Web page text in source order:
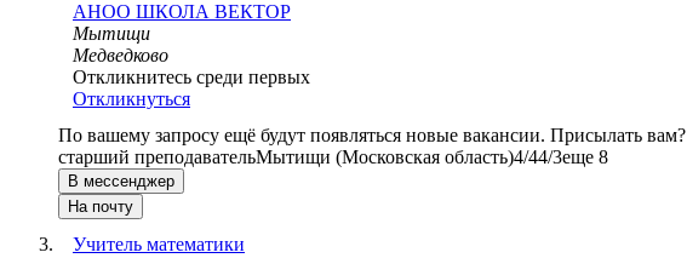
АНОО ШКОЛА ВЕКТОР
Мытищи
Медведково
Откликнитесь среди первых
Откликнуться
По вашему запросу ещё будут появляться новые вакансии. Присылать вам?
старший преподавательМытищи (Московская область)4/44/3еще 8
В мессенджер
На почту
Учитель математики